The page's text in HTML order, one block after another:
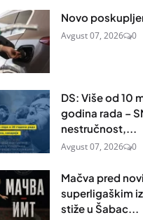
Novo
Avgust 07, 2026 0
DS: Više od 10
godina rada –
nestručnost,...
Avgust 07, 2026 0
Mačva pred
superligaškim
stiže u Šabac...